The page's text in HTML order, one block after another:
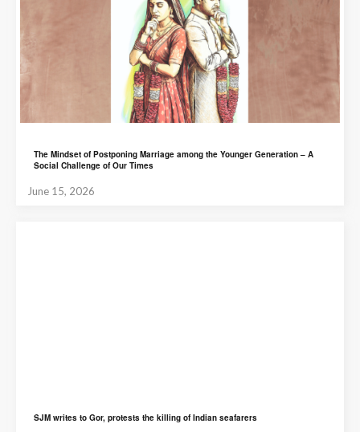
The Mindset of Postponing Marriage among the Younger Generation – A
Social Challenge of Our Times
June 15, 2026
SJM writes to Gor, protests the killing of Indian seafarers